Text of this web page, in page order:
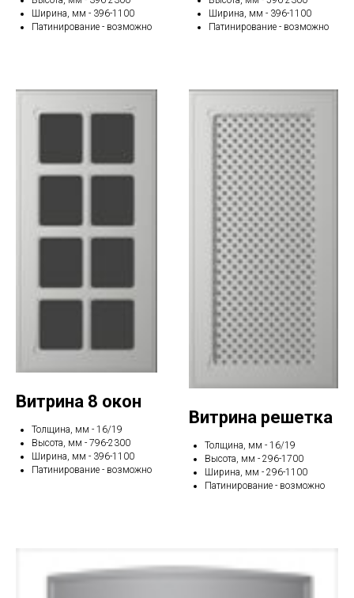
Ширина, мм - 396-1100
Патинирование - возможно
Ширина, мм - 396-1100
Патинирование - возможно
Витрина 8 окон
Толщина, мм - 16/19
Высота, мм - 796-2300
Ширина, мм - 396-1100
Патинирование - возможно
Витрина решетка
Толщина, мм - 16/19
Высота, мм - 296-1700
Ширина, мм - 296-1100
Патинирование - возможно